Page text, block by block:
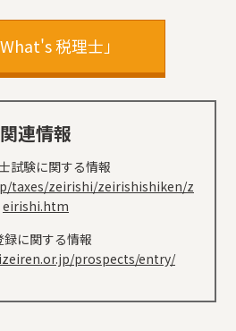
税理士」
関連情報
試験に関する情報
taxes/zeirishi/zeirishishiken/z
eirishi.htm
録に関する情報
prospects/entry/